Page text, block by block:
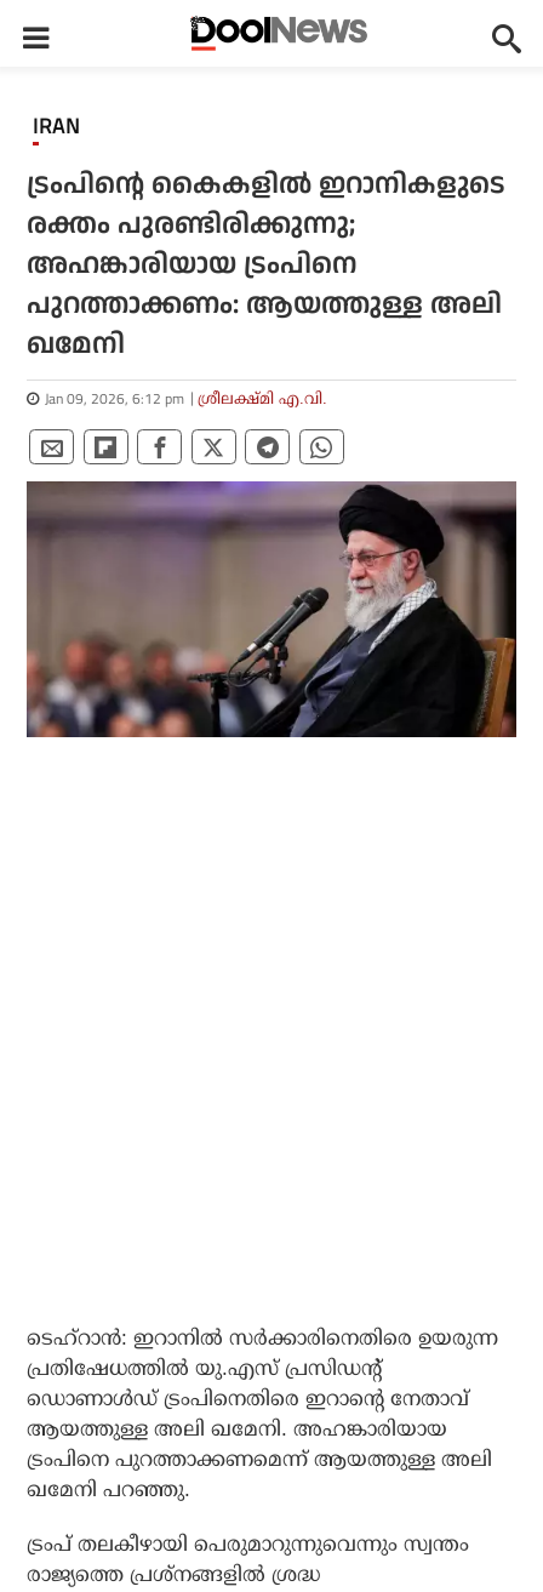
IRAN
ട്രംപിന്റെ കൈകളില്‍ ഇറാനികളുടെ
രക്തം പുരണ്ടിരിക്കുന്നു;
അഹങ്കാരിയായ ട്രംപിനെ
പുറത്താക്കണം: ആയത്തുള്ള അലി
ഖമേനി
Jan 09, 2026, 6:12 pm ശ്രീലക്ഷ്മി എ.വി.
ടെഹ്‌റാൻ: ഇറാനിൽ സർക്കാരിനെതിരെ ഉയരുന്ന
പ്രതിഷേധത്തിൽ യു.എസ് പ്രസിഡന്റ്
ഡൊണാൾഡ് ട്രംപിനെതിരെ ഇറാന്റെ നേതാവ്
ആയത്തുള്ള അലി ഖമേനി. അഹങ്കാരിയായ
ട്രംപിനെ പുറത്താക്കണമെന്ന് ആയത്തുള്ള അലി
ഖമേനി പറഞ്ഞു.
ട്രംപ് തലകീഴായി പെരുമാറുന്നുവെന്നും സ്വന്തം
രാജ്യത്തെ പ്രശ്നങ്ങളിൽ ശ്രദ്ധ